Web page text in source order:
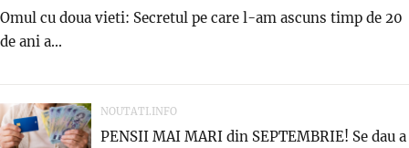
Omul cu doua vieti: Secretul pe care l-am ascuns timp de 20
de ani a...
NOUTATI.INFO
PENSII MAI MARI din SEPTEMBRIE! Se dau a